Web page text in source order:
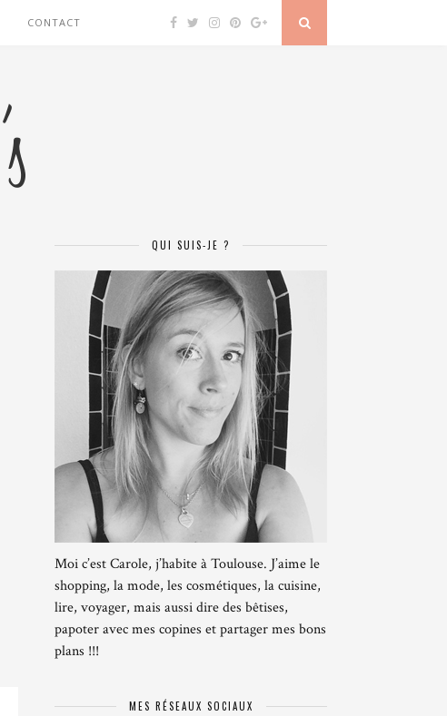
CONTACT
QUI SUIS-JE ?
Moi c’est Carole, j’habite à Toulouse. J’aime le
shopping, la mode, les cosmétiques, la cuisine,
lire, voyager, mais aussi dire des bêtises,
papoter avec mes copines et partager mes bons
plans !!!
MES RÉSEAUX SOCIAUX